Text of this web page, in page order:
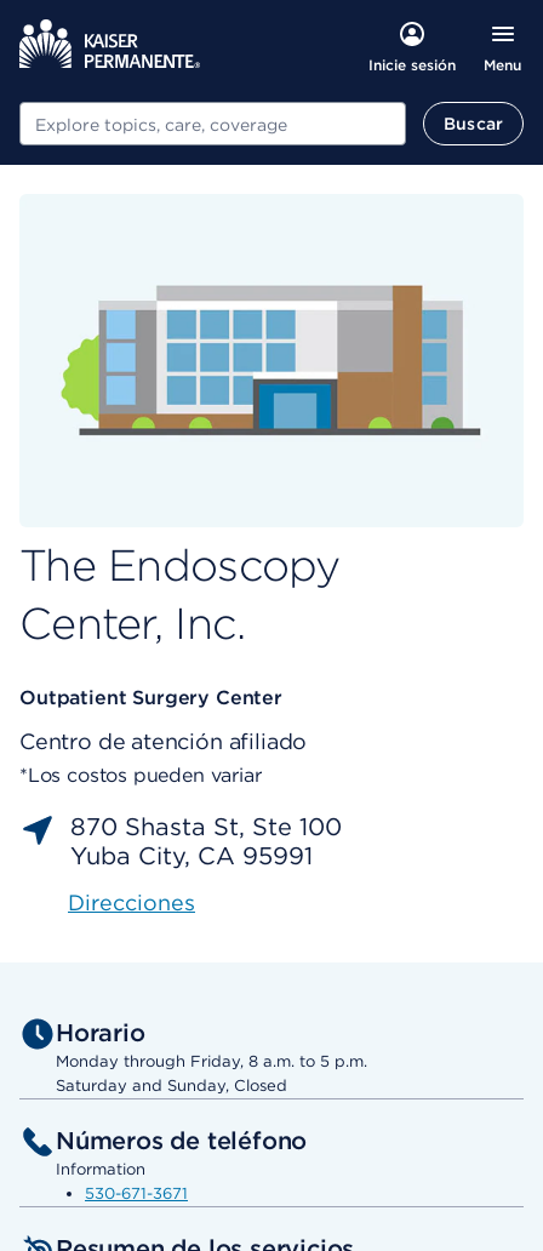
Inicie sesión Menu
Buscar Buscar
The Endoscopy
Center, Inc.
Outpatient Surgery Center
Centro de atención afiliado
*Los costos pueden variar
870 Shasta St, Ste 100
Yuba City, CA 95991
Direcciones
Horario
Monday through Friday, 8 a.m. to 5 p.m.
Saturday and Sunday, Closed
Números de teléfono
Information
530-671-3671